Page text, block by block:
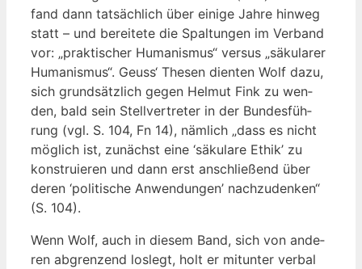
fand dann tat­säch­lich über eini­ge Jah­re hin­weg
statt – und berei­te­te die Spal­tun­gen im Ver­band
vor: „prak­ti­scher Huma­nis­mus“ ver­sus „säku­la­rer
Huma­nis­mus“. Geuss‘ The­sen dien­ten Wolf dazu,
sich grund­sätz­lich gegen Hel­mut Fink zu wen­
den, bald sein Stell­ver­tre­ter in der Bun­des­füh­
rung (vgl. S. 104, Fn 14), näm­lich „dass es nicht
mög­lich ist, zunächst eine ‘säku­la­re Ethik’ zu
kon­stru­ie­ren und dann erst anschlie­ßend über
deren ‘poli­ti­sche Anwen­dun­gen’ nach­zu­den­ken“
(S. 104).
Wenn Wolf, auch in die­sem Band, sich von ande­
ren abgren­zend los­legt, holt er mit­un­ter ver­bal